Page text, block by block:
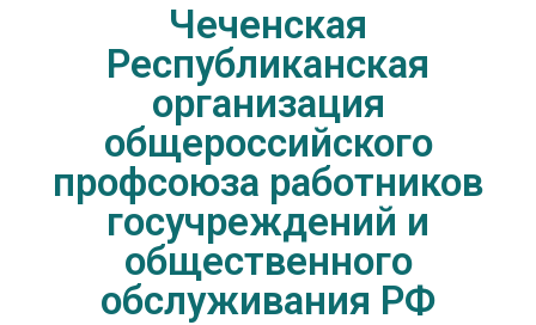
Чеченская
Республиканская
организация
общероссийского
профсоюза работников
госучреждений и
общественного
обслуживания РФ